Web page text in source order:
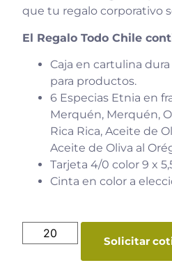
que tu regalo corporativo
El Regalo Todo Chile
Caja en cartulina
para productos.
6 Especias Etnia en
Merquén, Merquén,
Rica Rica, Aceite de
Aceite de Oliva al
Tarjeta 4/0 color 9 x
Cinta en color a
Solicitar